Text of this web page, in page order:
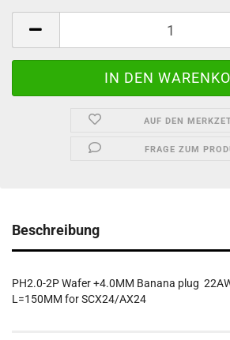
AUF DEN
FRAGE ZUM
Beschreibung
PH2.0-2P Wafer +4.0MM Banana plug
L=150MM for SCX24/AX24